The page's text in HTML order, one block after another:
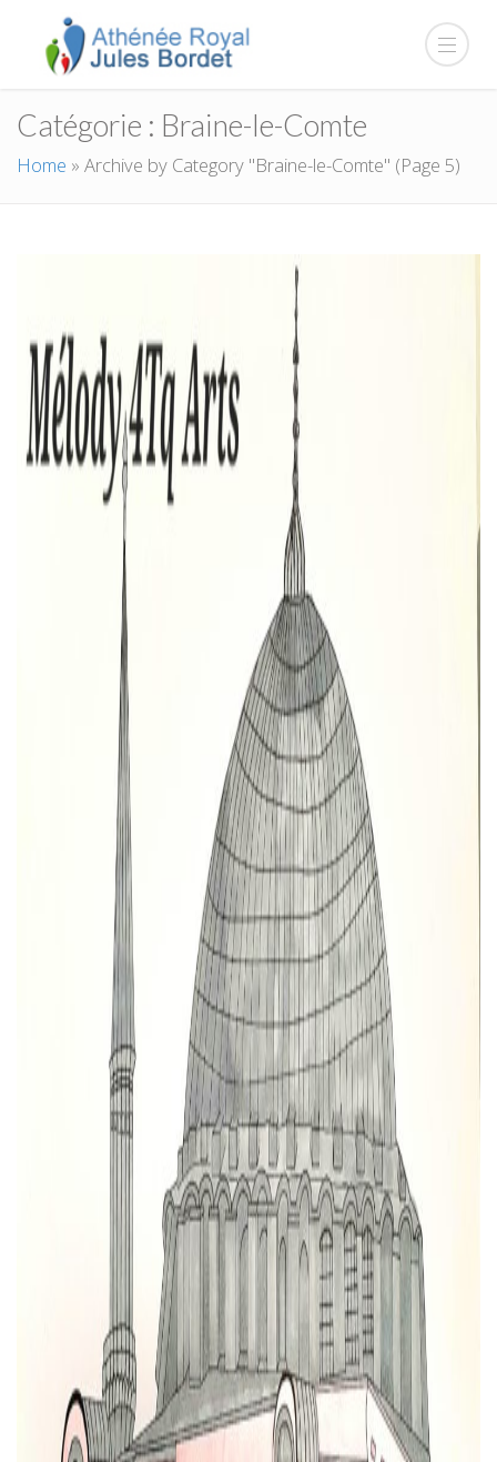
Catégorie : Braine-le-Comte
Home » Archive by Category "Braine-le-Comte" (Page 5)